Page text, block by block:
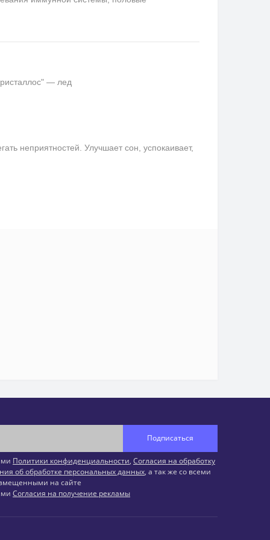
— лед
неприятностей. Улучшает сон, успокаивает,
Подписаться
Политики конфиденциальности, Согласия на обработку
об обработке персональных данных, а так же со всеми
на сайте
Согласия на получение рекламы